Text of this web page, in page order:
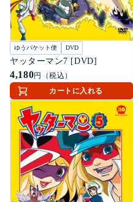
ゆうパケット便 DVD
ヤッターマン7 [DVD]
4,180円（税込）
カートに入れる